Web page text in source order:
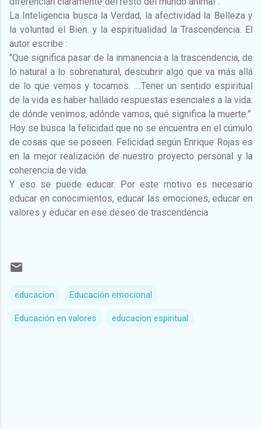
La Inteligencia busca la Verdad, la afectividad la Belleza y
la voluntad el Bien. y la espiritualidad la Trascendencia. El
autor escribe :
"Que significa pasar de la inmanencia a la trascendencia, de
lo natural a lo sobrenatural, descubrir algo que va más allá
de lo que vemos y tocamos. ....Tener un sentido espiritual
de la vida es haber hallado respuestas esenciales a la vida:
de dónde venimos, adónde vamos, qué significa la muerte.”
Hoy se busca la felicidad que no se encuentra en el cúmulo
de cosas que se poseen. Felicidad según Enrique Rojas es
en la mejor realización de nuestro proyecto personal y la
coherencia de vida.
Y eso se puede educar. Por este motivo es necesario
educar en conocimientos, educar las emociones, educar en
valores y educar en ese deseo de trascendencia
educacion Educación emocional
Educación en valores educacion espiritual